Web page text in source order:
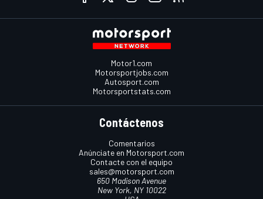
Motor1.com
Motorsportjobs.com
Autosport.com
Motorsportstats.com
Contáctenos
Comentarios
Anúnciate en Motorsport.com
Contacte con el equipo
sales@motorsport.com
650 Madison Avenue
New York, NY 10022